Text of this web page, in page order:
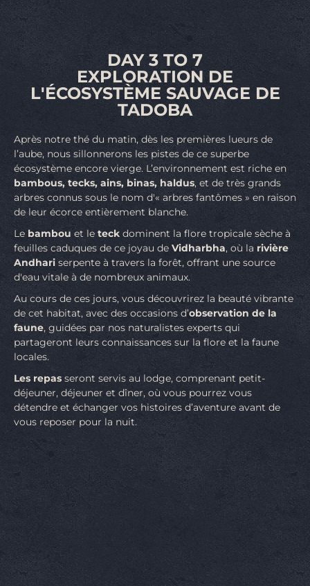
DAY 3 TO 7
EXPLORATION DE
L'ÉCOSYSTÈME SAUVAGE DE
TADOBA
Après notre thé du matin, dès les premières lueurs de
l’aube, nous sillonnerons les pistes de ce superbe
écosystème encore vierge. L’environnement est riche en
bambous, tecks, ains, binas, haldus, et de très grands
arbres connus sous le nom d'« arbres fantômes » en raison
de leur écorce entièrement blanche.
Le bambou et le teck dominent la flore tropicale sèche à
feuilles caduques de ce joyau de Vidharbha, où la rivière
Andhari serpente à travers la forêt, offrant une source
d'eau vitale à de nombreux animaux.
Au cours de ces jours, vous découvrirez la beauté vibrante
de cet habitat, avec des occasions d’observation de la
faune, guidées par nos naturalistes experts qui
partageront leurs connaissances sur la flore et la faune
locales.
Les repas seront servis au lodge, comprenant petit-
déjeuner, déjeuner et dîner, où vous pourrez vous
détendre et échanger vos histoires d’aventure avant de
vous reposer pour la nuit.